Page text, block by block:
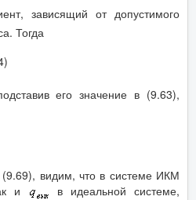
зависящий от допустимого
Тогда
его значение в (9.63),
видим, что в системе ИКМ
и
в идеальной системе,